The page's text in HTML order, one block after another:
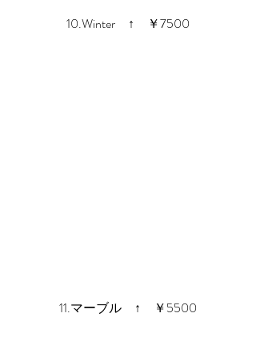
10.Winter　↑　￥7500
11.マーブル　↑　￥5500